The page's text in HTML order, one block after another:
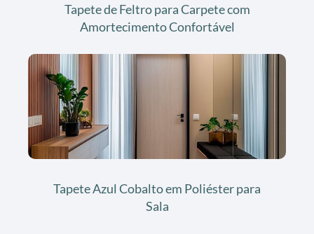
Tapete de Feltro para Carpete com
Amortecimento Confortável
Tapete Azul Cobalto em Poliéster para
Sala